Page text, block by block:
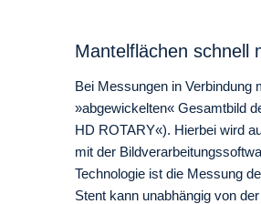
Mantelflächen schnell
Bei Messungen in Verbindung
»abgewickelten« Gesamtbild
HD ROTARY«). Hierbei wird
mit der
Technologie ist die Messung
Stent kann unabhängig von